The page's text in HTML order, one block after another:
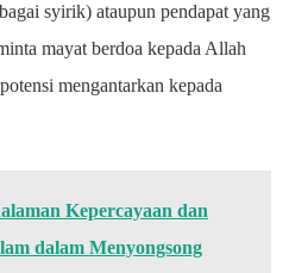
syirik) ataupun pendapat yang
mayat berdoa kepada Allah
mengantarkan kepada
Kepercayaan dan
dalam Menyongsong